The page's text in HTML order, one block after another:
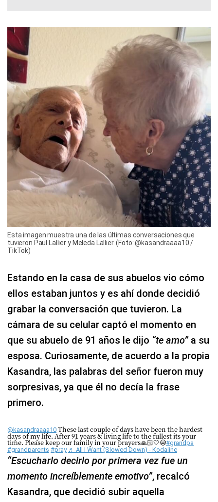
Esta imagen muestra una de las últimas conversaciones que
tuvieron Paul Lallier y Meleda Lallier. (Foto: @kasandraaaa10 /
TikTok)
Estando en la casa de sus abuelos vio cómo
ellos estaban juntos y es ahí donde decidió
grabar la conversación que tuvieron. La
cámara de su celular captó el momento en
que su abuelo de 91 años le dijo “te amo”a su
esposa. Curiosamente, de acuerdo a la propia
Kasandra, las palabras del señor fueron muy
sorpresivas, ya que él no decía la frase
primero.
@kasandraaaa10 These last couple of days have been the hardest
days of my life. After 91 years & living life to the fullest its your
time. Please keep our family in your prayers🙏🏻🤍😭#grandpa
#grandparents #pray ♬ All I Want (Slowed Down) - Kodaline
“Escucharlo decirlo por primera vez fue un
momento increíblemente emotivo”, recalcó
Kasandra, que decidió subir aquella